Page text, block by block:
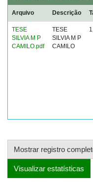
Arquivo Descrição
TESE
SILVIA M P
CAMILO.pdf
TESE
SILVIA M P
CAMILO
Mostrar registro
Visualizar estatísticas